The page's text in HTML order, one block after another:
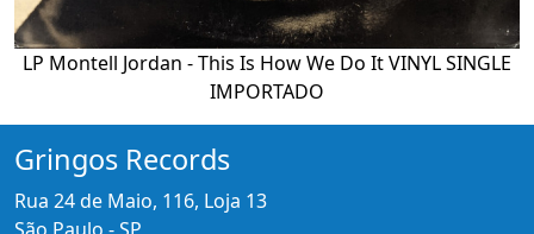
LP Montell Jordan - This Is How We Do It VINYL SINGLE
IMPORTADO
Gringos Records
Rua 24 de Maio, 116, Loja 13